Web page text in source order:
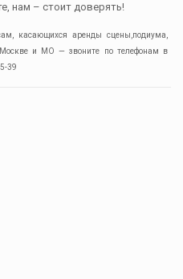
нам – стоит доверять!
касающихся аренды сцены,подиума,
Москве и МО — звоните по телефонам в
39